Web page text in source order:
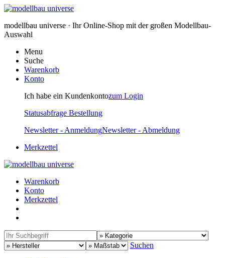
modellbau universe · Ihr Online-Shop mit der großen Modellbau-
Auswahl
Menu
Suche
Warenkorb
Konto
Ich habe ein Kundenkontozum Login
Statusabfrage Bestellung
Newsletter - AnmeldungNewsletter - Abmeldung
Merkzettel
Warenkorb
Konto
Merkzettel
Suchen